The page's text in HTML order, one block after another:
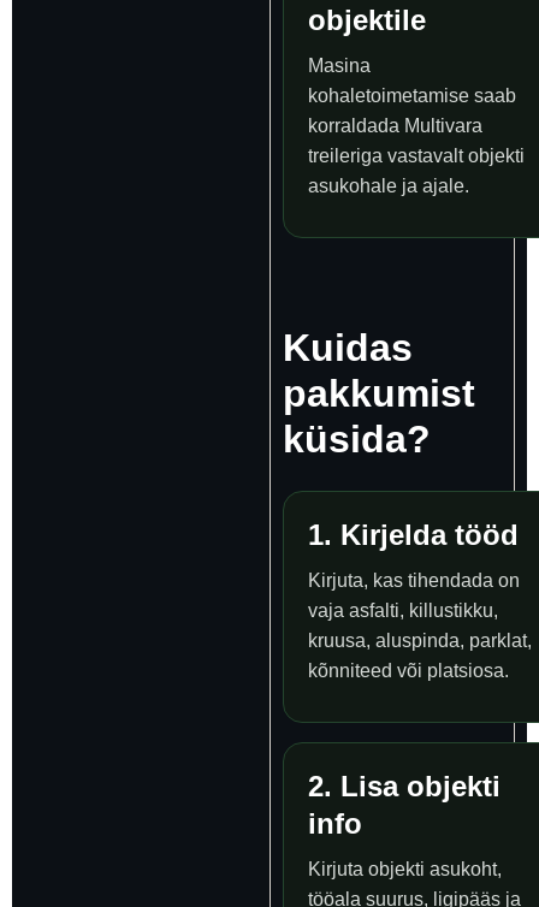
objektile
Masina
kohaletoimetamise saab
korraldada Multivara
treileriga vastavalt objekti
asukohale ja ajale.
Kuidas
pakkumist
küsida?
1. Kirjelda tööd
Kirjuta, kas tihendada on
vaja asfalti, killustikku,
kruusa, aluspinda, parklat,
kõnniteed või platsiosa.
2. Lisa objekti
info
Kirjuta objekti asukoht,
tööala suurus, ligipääs ja